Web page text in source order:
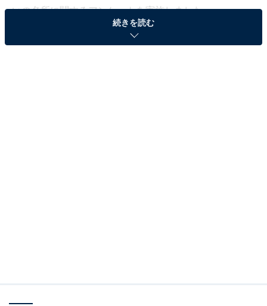
いの名所に関するアンケートを実施しました。
その中から、「北海道で行ってみたい＆好きなあじさい
続きを読む